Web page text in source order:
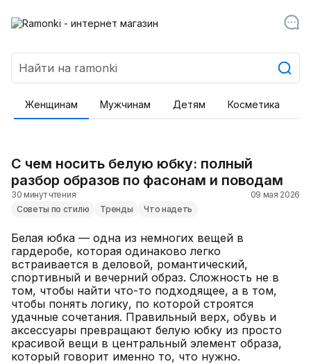
Женщинам Мужчинам Детям Косметика
С чем носить белую юбку: полный
разбор образов по фасонам и поводам
Советы по стилю Тренды Что надеть
30 минут чтения 09 мая 2026
Белая юбка — одна из немногих вещей в
гардеробе, которая одинаково легко
встраивается в деловой, романтический,
спортивный и вечерний образ. Сложность не в
том, чтобы найти что-то подходящее, а в том,
чтобы понять логику, по которой строятся
удачные сочетания. Правильный верх, обувь и
аксессуары превращают белую юбку из просто
красивой вещи в центральный элемент образа,
который говорит именно то, что нужно.